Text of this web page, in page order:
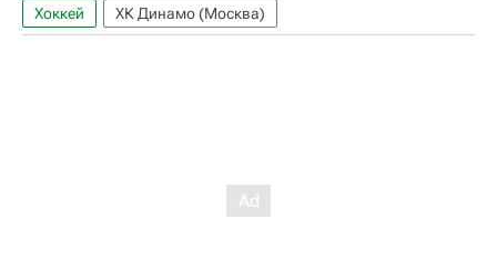
Хоккей ХК Динамо (Москва)